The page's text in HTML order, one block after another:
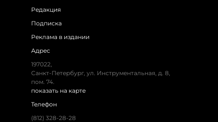
Редакция
Подписка
Реклама в издании
Адрес
197022,
Санкт-Петербург, ул. Инструментальная, д. 8,
пом. 74.
показать на карте
Телефон
(812) 328-28-28